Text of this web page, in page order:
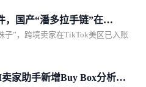
第四个月位居榜首。
，国产“潘多拉手链”在
爆单
子”，跨境卖家在TikTok美区已入账
家助手新增Buy Box分析功